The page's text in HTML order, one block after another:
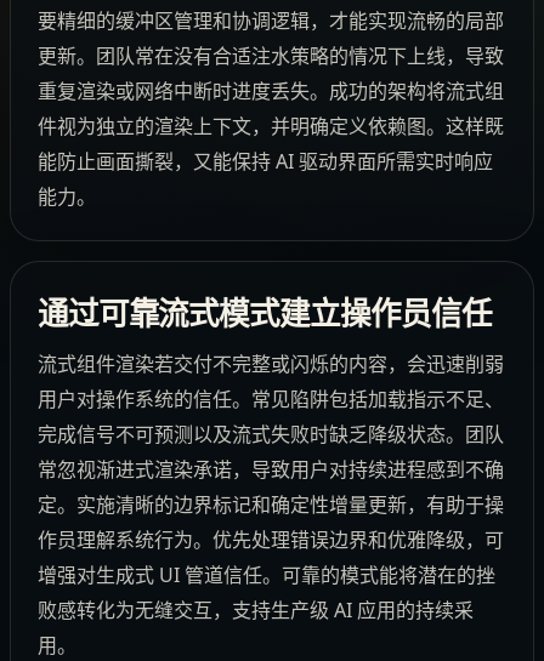
要精细的缓冲区管理和协调逻辑，才能实现流畅的局部
更新。团队常在没有合适注水策略的情况下上线，导致
重复渲染或网络中断时进度丢失。成功的架构将流式组
件视为独立的渲染上下文，并明确定义依赖图。这样既
能防止画面撕裂，又能保持 AI 驱动界面所需实时响应
能力。
通过可靠流式模式建立操作员信任
流式组件渲染若交付不完整或闪烁的内容，会迅速削弱
用户对操作系统的信任。常见陷阱包括加载指示不足、
完成信号不可预测以及流式失败时缺乏降级状态。团队
常忽视渐进式渲染承诺，导致用户对持续进程感到不确
定。实施清晰的边界标记和确定性增量更新，有助于操
作员理解系统行为。优先处理错误边界和优雅降级，可
增强对生成式 UI 管道信任。可靠的模式能将潜在的挫
败感转化为无缝交互，支持生产级 AI 应用的持续采
用。